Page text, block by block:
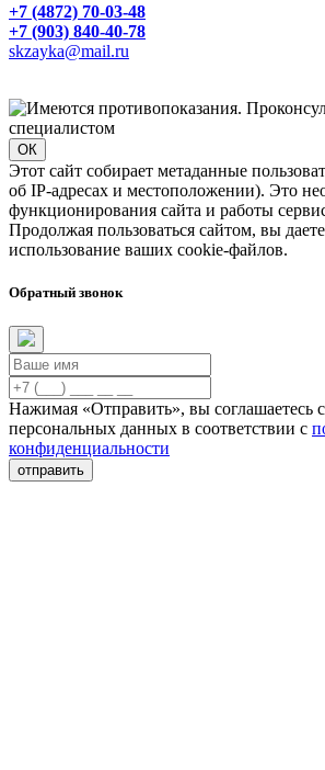
+7 (4872) 70-03-48
+7 (903) 840-40-78
skzayka@mail.ru
ОК
Этот сайт собирает метаданные
об IP-адресах и местоположении). Это
функционирования сайта и работы
Продолжая пользоваться сайтом, вы
использование ваших cookie-файлов.
Обратный звонок
Нажимая «Отправить», вы соглашаетесь
персональных данных в соответствии с
конфиденциальности
отправить